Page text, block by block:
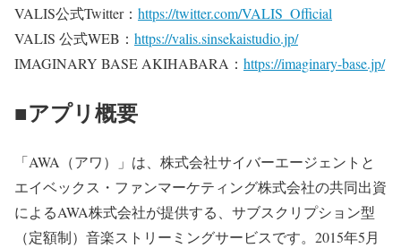
VALIS公式Twitter： https://twitter.com/VALIS_Official
VALIS 公式WEB： https://valis.sinsekaistudio.jp/
IMAGINARY BASE AKIHABARA： https://imaginary-base.jp/
■アプリ概要
「AWA（アワ）」は、株式会社サイバーエージェントと
エイベックス・ファンマーケティング株式会社の共同出資
によるAWA株式会社が提供する、サブスクリプション型
（定額制）音楽ストリーミングサービスです。2015年5月